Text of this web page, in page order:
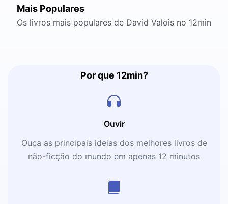
Mais Populares
Os livros mais populares de David Valois no 12min
Por que 12min?
Ouvir
Ouça as principais ideias dos melhores livros de
não-ficção do mundo em apenas 12 minutos